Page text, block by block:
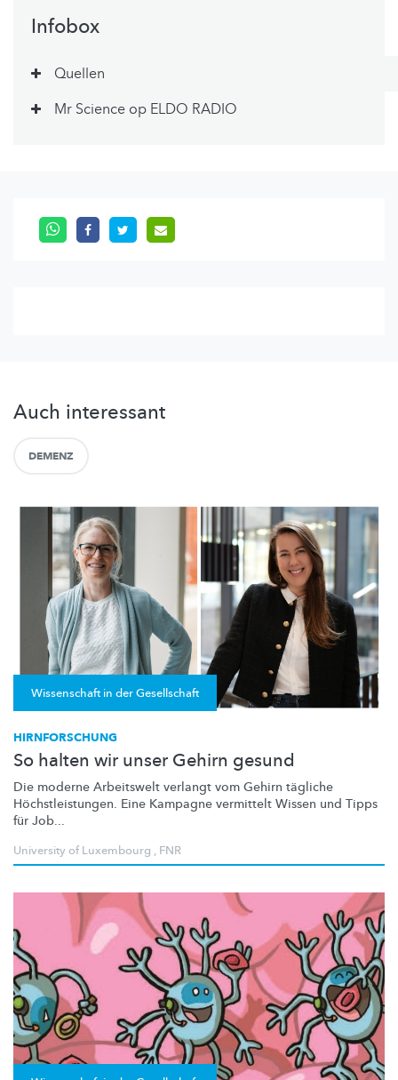
Infobox
Quellen
Mr Science op ELDO RADIO
Auch interessant
DEMENZ
Wissenschaft in der Gesellschaft
HIRNFORSCHUNG
So halten wir unser Gehirn gesund
Die moderne Arbeitswelt verlangt vom Gehirn tägliche
Höchstleistungen. Eine Kampagne vermittelt Wissen und Tipps
für Job...
University of Luxembourg , FNR